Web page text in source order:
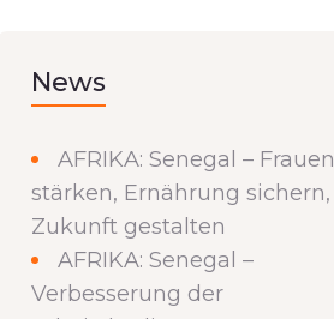
News
AFRIKA: Senegal – Frauen
stärken, Ernährung sichern,
Zukunft gestalten
AFRIKA: Senegal –
Verbesserung der